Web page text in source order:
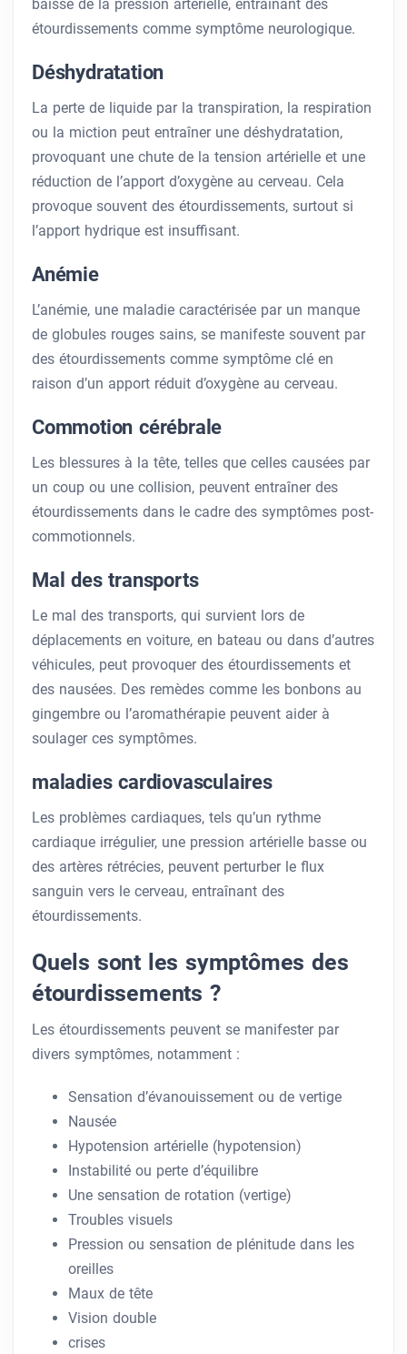
baisse de la pression artérielle, entraînant des
étourdissements comme symptôme neurologique.
Déshydratation
La perte de liquide par la transpiration, la respiration
ou la miction peut entraîner une déshydratation,
provoquant une chute de la tension artérielle et une
réduction de l’apport d’oxygène au cerveau. Cela
provoque souvent des étourdissements, surtout si
l’apport hydrique est insuffisant.
Anémie
L’anémie, une maladie caractérisée par un manque
de globules rouges sains, se manifeste souvent par
des étourdissements comme symptôme clé en
raison d’un apport réduit d’oxygène au cerveau.
Commotion cérébrale
Les blessures à la tête, telles que celles causées par
un coup ou une collision, peuvent entraîner des
étourdissements dans le cadre des symptômes post-
commotionnels.
Mal des transports
Le mal des transports, qui survient lors de
déplacements en voiture, en bateau ou dans d’autres
véhicules, peut provoquer des étourdissements et
des nausées. Des remèdes comme les bonbons au
gingembre ou l’aromathérapie peuvent aider à
soulager ces symptômes.
maladies cardiovasculaires
Les problèmes cardiaques, tels qu’un rythme
cardiaque irrégulier, une pression artérielle basse ou
des artères rétrécies, peuvent perturber le flux
sanguin vers le cerveau, entraînant des
étourdissements.
Quels sont les symptômes des
étourdissements ?
Les étourdissements peuvent se manifester par
divers symptômes, notamment :
Sensation d’évanouissement ou de vertige
Nausée
Hypotension artérielle (hypotension)
Instabilité ou perte d’équilibre
Une sensation de rotation (vertige)
Troubles visuels
Pression ou sensation de plénitude dans les
oreilles
Maux de tête
Vision double
crises